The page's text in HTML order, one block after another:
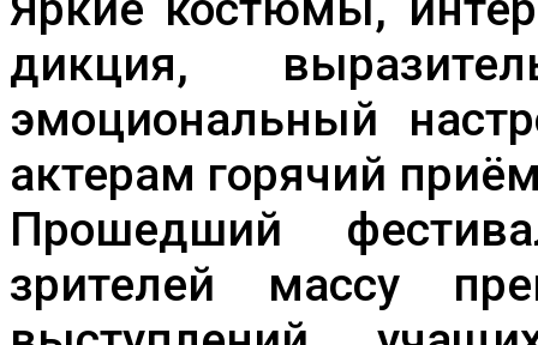
дикция,
эмоциональный
актерам горячий
Прошедший
зрителей массу